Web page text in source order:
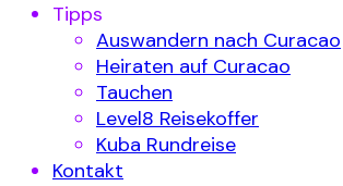
Tipps
Auswandern nach Curacao
Heiraten auf Curacao
Tauchen
Level8 Reisekoffer
Kuba Rundreise
Kontakt